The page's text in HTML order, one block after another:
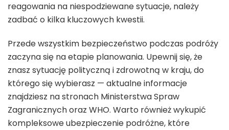
reagowania na niespodziewane sytuacje, należy
zadbać o kilka kluczowych kwestii.
Przede wszystkim bezpieczeństwo podczas podróży
zaczyna się na etapie planowania. Upewnij się, że
znasz sytuację polityczną i zdrowotną w kraju, do
którego się wybierasz — aktualne informacje
znajdziesz na stronach Ministerstwa Spraw
Zagranicznych oraz WHO. Warto również wykupić
kompleksowe ubezpieczenie podróżne, które